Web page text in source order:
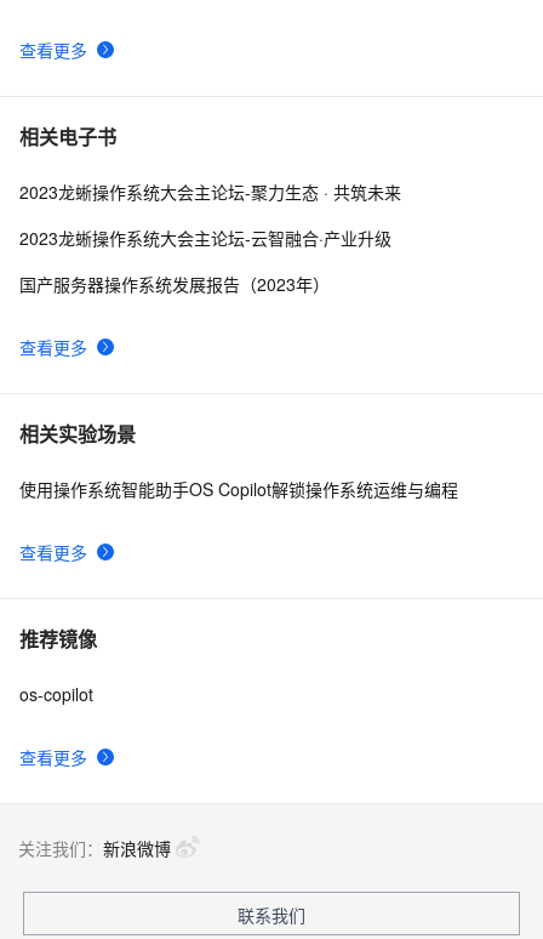
查看更多
相关电子书
查看更多
2023龙蜥操作系统大会主论坛-聚力生态 · 共筑未来
2023龙蜥操作系统大会主论坛-云智融合·产业升级
国产服务器操作系统发展报告（2023年）
相关实验场景
查看更多
使用操作系统智能助手OS Copilot解锁操作系统运维与编程
推荐镜像
查看更多
os-copilot
关注我们： 新浪微博
联系我们